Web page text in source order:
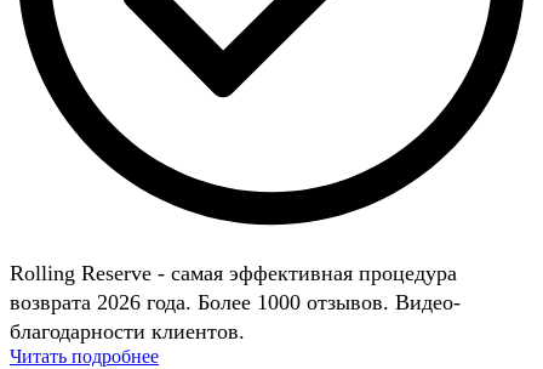
Rolling Reserve - самая эффективная процедура
возврата 2026 года. Более 1000 отзывов. Видео-
благодарности клиентов.
Читать подробнее